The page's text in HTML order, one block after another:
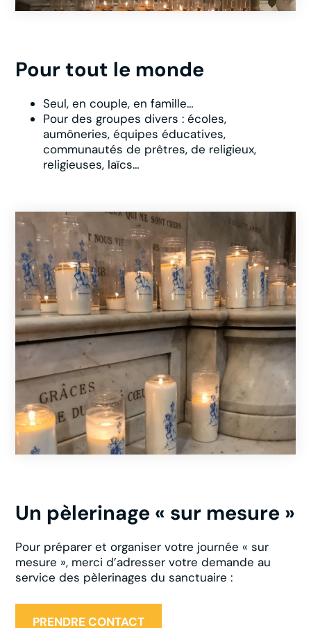
Pour tout le monde
Seul, en couple, en famille…
Pour des groupes divers : écoles,
aumôneries, équipes éducatives,
communautés de prêtres, de religieux,
religieuses, laïcs…
Un pèlerinage « sur mesure »
Pour préparer et organiser votre journée « sur
mesure », merci d’adresser votre demande au
service des pèlerinages du sanctuaire :
PRENDRE CONTACT